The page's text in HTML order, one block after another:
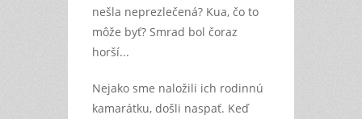
nešla neprezlečená? Kua, čo to
môže byť? Smrad bol čoraz
horší...
Nejako sme naložili ich rodinnú
kamarátku, došli naspať. Keď